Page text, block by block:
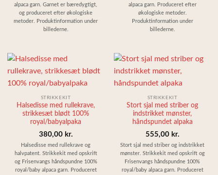
alpaca garn. Garnet er bæredygtigt,
og produceret efter økologiske
metoder. Produktinformation under
billederne.
alpaca garn. Produceret efter
økologiske metoder.
Produktinformation under
billederne.
STRIKKEKIT
Halsedisse med rullekrave,
strikkesæt blødt 100%
royal/babyalpaka
380,00 kr.
Halsedisse med rullekrave og
halvpatent. Strikkekit med opskrift
og Frisenvangs håndspundne 100%
royal/baby alpaca garn. Produceret
STRIKKEKIT
Stort sjal med striber og
indstrikket mønster,
håndspundet alpaka
555,00 kr.
Stort sjal med striber og indstrikket
mønster. Strikkekit med opskrift og
Frisenvangs håndspundne 100%
royal/baby alpaca garn. Produceret